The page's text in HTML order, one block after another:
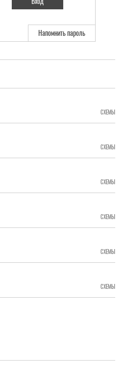
Напомнить пароль
СХЕМЫ
СХЕМЫ
СХЕМЫ
СХЕМЫ
СХЕМЫ
СХЕМЫ